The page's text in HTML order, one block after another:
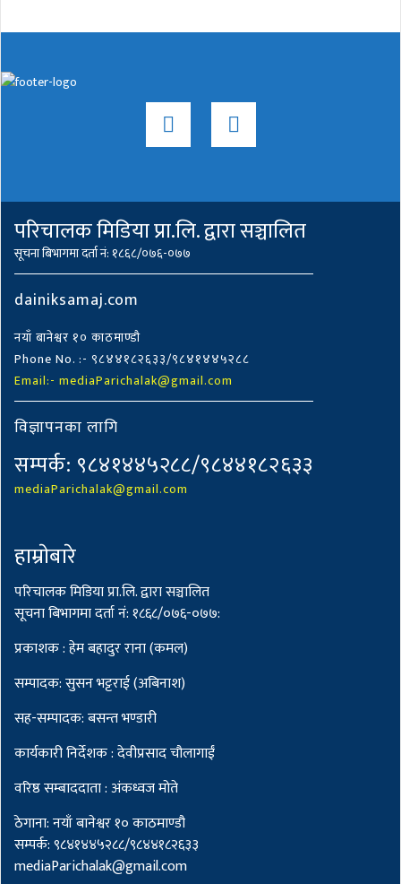
परिचालक मिडिया प्रा.लि. द्वारा सञ्चालित
सूचना बिभागमा दर्ता नं: १८६८/०७६-०७७
dainiksamaj.com
नयाँ बानेश्वर १० काठमाण्डौ
Phone No. :- ९८४४१८२६३३/९८४१४४५२८८
Email:- mediaParichalak@gmail.com
विज्ञापनका लागि
सम्पर्क: ९८४१४४५२८८/९८४४१८२६३३
mediaParichalak@gmail.com
हाम्राेबारे
परिचालक मिडिया प्रा.लि. द्वारा सञ्चालित
सूचना बिभागमा दर्ता नं: १८६८/०७६-०७७:
प्रकाशक : हेम बहादुर राना (कमल)
सम्पादक: सुसन भट्टराई (अबिनाश)
सह-सम्पादक: बसन्त भण्डारी
कार्यकारी निर्देशक : देवीप्रसाद चौलागाईं
वरिष्ठ सम्बाददाता : अंकध्वज मोते
ठेगाना: नयाँ बानेश्वर १० काठमाण्डौ
सम्पर्क: ९८४१४४५२८८/९८४४१८२६३३
mediaParichalak@gmail.com